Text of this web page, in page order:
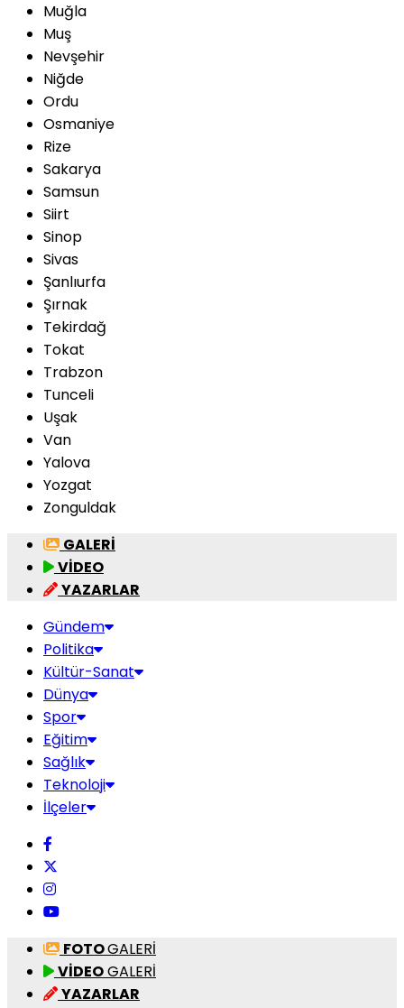
Muğla
Muş
Nevşehir
Niğde
Ordu
Osmaniye
Rize
Sakarya
Samsun
Siirt
Sinop
Sivas
Şanlıurfa
Şırnak
Tekirdağ
Tokat
Trabzon
Tunceli
Uşak
Van
Yalova
Yozgat
Zonguldak
GALERİ
VİDEO
YAZARLAR
Gündem
Politika
Kültür-Sanat
Dünya
Spor
Eğitim
Sağlık
Teknoloji
İlçeler
FOTOGALERİ
VİDEOGALERİ
YAZARLAR